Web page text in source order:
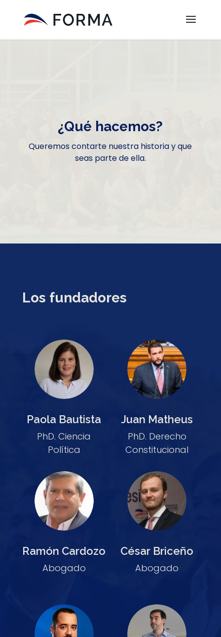
¿Qué hacemos?
Queremos contarte nuestra historia y que
seas parte de ella.
Los fundadores
Paola Bautista
PhD. Ciencia
Política
Juan Matheus
PhD. Derecho
Constitucional
Ramón Cardozo
Abogado
César Briceño
Abogado